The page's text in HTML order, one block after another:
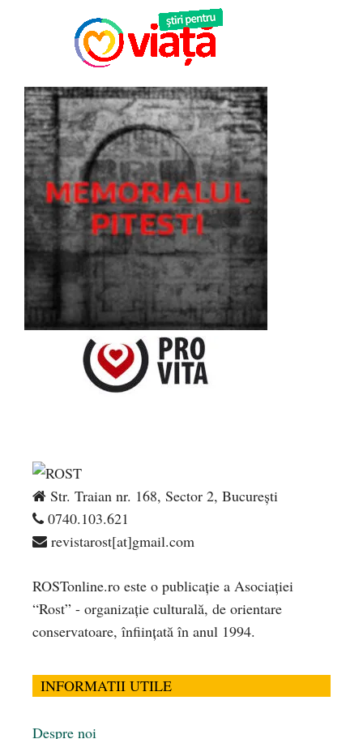
Str. Traian nr. 168, Sector 2, București
0740.103.621
revistarost[at]gmail.com
ROSTonline.ro este o publicaţie a Asociaţiei
“Rost” - organizaţie culturală, de orientare
conservatoare, înfiinţată în anul 1994.
INFORMATII UTILE
Despre noi